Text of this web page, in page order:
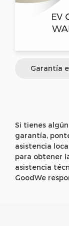
Garantía
Si tienes
garantía,
asistencia
para obtener
asistencia
GoodWe